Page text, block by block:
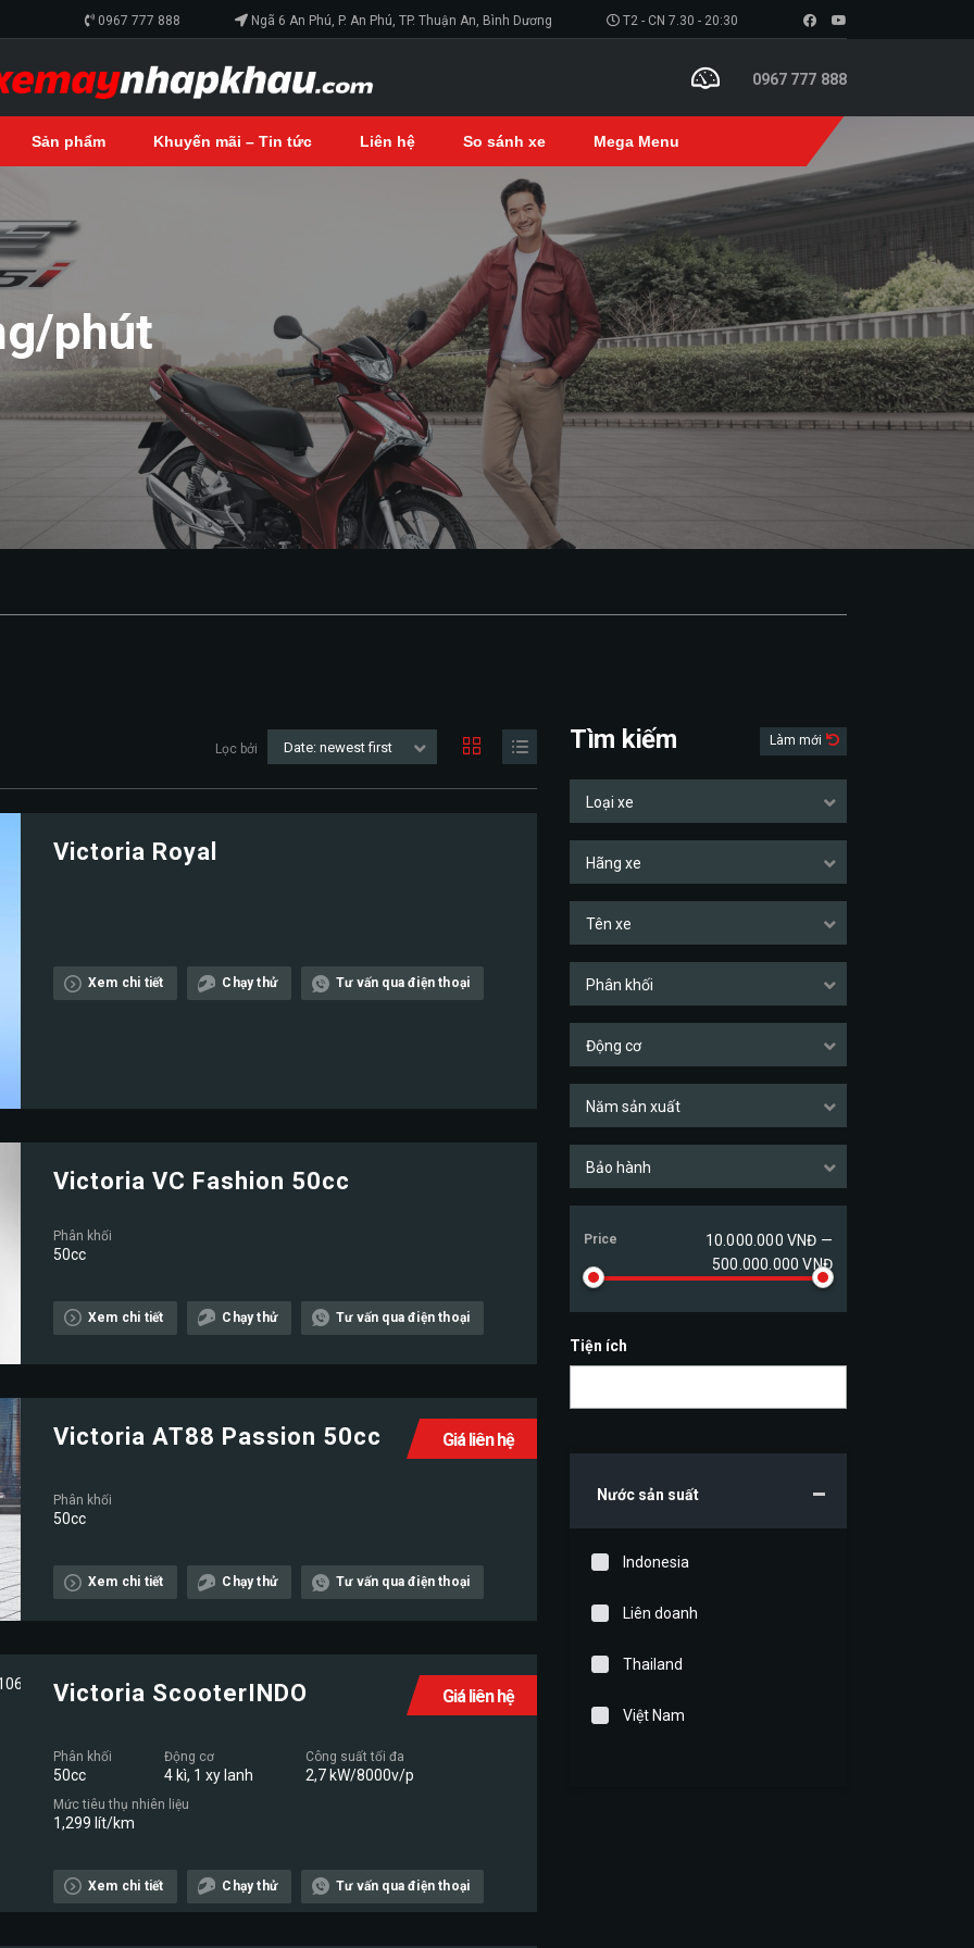
T2 - CN 7.30 - 20:30
Ngã 6 An Phú, P. An Phú, TP. Thuận An, Bình Dương
0967 777 888
0967 777 888
Sản phẩm Khuyến mãi – Tin tức Liên hệ So sánh xe Mega Menu
phút
Tìm kiếm Làm mới
Loại xe
Hãng xe
Tên xe
Phân khối
Động cơ
Năm sản xuất
Bảo hành
Price
10.000.000 VNĐ —
500.000.000 VNĐ
Tiện ích
Nước sản suất
Indonesia
Liên doanh
Thailand
Việt Nam
Lọc bởi Date: newest first
Victoria Royal
Xem chi tiết Chạy thử Tư vấn qua điện thoại
Victoria VC Fashion 50cc
Phân khối
50cc
Xem chi tiết Chạy thử Tư vấn qua điện thoại
Giá liên hệ
Victoria AT88 Passion 50cc
Phân khối
50cc
Xem chi tiết Chạy thử Tư vấn qua điện thoại
Giá liên hệ
Victoria ScooterINDO
Phân khối
50cc
Động cơ
4 kì, 1 xy lanh
Công suất tối đa
2,7 kW/8000v/p
Mức tiêu thụ nhiên liệu
1,299 lít/km
Xem chi tiết Chạy thử Tư vấn qua điện thoại